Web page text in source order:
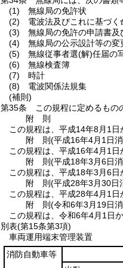
(1)
無線局の免許状
(2)
電波法及びこれに基づく
(3)
無線局の免許の申請書
(4)
無線局の公示設計等の変
(5)
無線従事者選(解)任届の
(6)
無線検査簿
(7)
時計
(8)
電波関係法規集
(補則)
第35条
この規程に定めるもの
附 則
この規程は、平成14年8月1日
附 則(平成16年4月1日
この規程は、平成16年4月1日
附 則(平成18年3月6日
この規程は、平成18年3月6日
附 則(平成28年3月30日
この規程は、平成28年4月1日
附 則(令和6年3月19日
この規程は、令和6年4月1日
別表(第15条第3項)
車両運用端末管理装置
消防自動車等